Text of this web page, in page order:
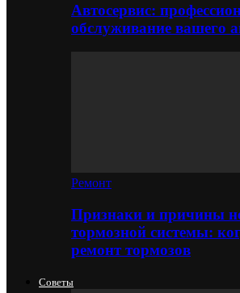
Автосервис:
обслуживание вашего
Ремонт
Признаки и причины
тормозной системы:
ремонт тормозов
Советы